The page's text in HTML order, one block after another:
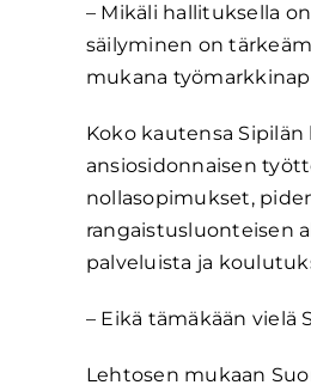
– Mikäli hallituksella
säilyminen on
mukana
Koko kautensa
ansiosidonnaisen
nollasopimukset,
rangaistusluonteisen
palveluista ja
– Eikä tämäkään vielä
Lehtosen mukaan